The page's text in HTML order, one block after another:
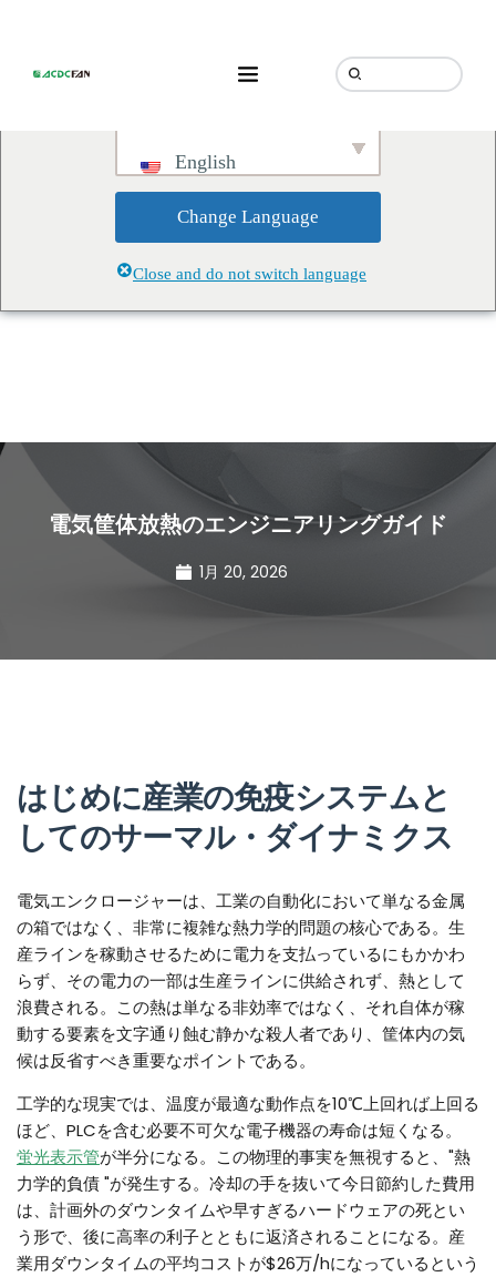
speaking a different language.
Do you want to change to:
English
Change Language
Close and do not switch language
電気筐体放熱のエンジニアリングガイド
1月 20, 2026
はじめに産業の免疫システムと
してのサーマル・ダイナミクス
電気エンクロージャーは、工業の自動化において単なる金属
の箱ではなく、非常に複雑な熱力学的問題の核心である。生
産ラインを稼動させるために電力を支払っているにもかかわ
らず、その電力の一部は生産ラインに供給されず、熱として
浪費される。この熱は単なる非効率ではなく、それ自体が稼
動する要素を文字通り蝕む静かな殺人者であり、筐体内の気
候は反省すべき重要なポイントである。
工学的な現実では、温度が最適な動作点を10℃上回れば上回る
ほど、PLCを含む必要不可欠な電子機器の寿命は短くなる。
蛍光表示管が半分になる。この物理的事実を無視すると、"熱
力学的負債 "が発生する。冷却の手を抜いて今日節約した費用
は、計画外のダウンタイムや早すぎるハードウェアの死とい
う形で、後に高率の利子とともに返済されることになる。産
業用ダウンタイムの平均コストが$26万/hになっているという